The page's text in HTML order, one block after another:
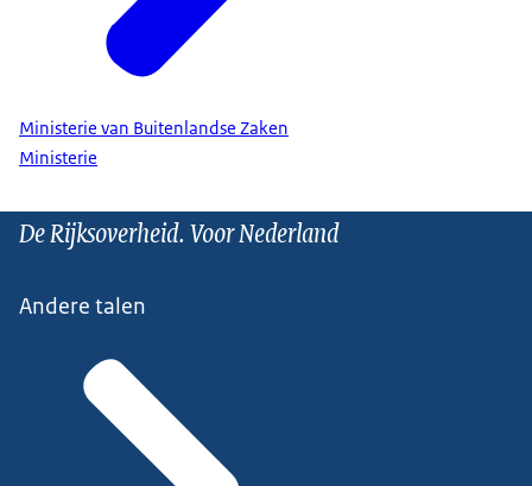
Ministerie van Buitenlandse Zaken
Ministerie
De Rijksoverheid. Voor Nederland
Andere talen